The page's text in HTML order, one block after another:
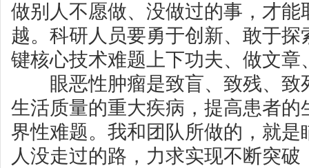
做别人不愿做、没做过的事，才能
越。科研人员要勇于创新、敢于探
键核心技术难题上下功夫、做文章
眼恶性肿瘤是致盲、致残、致
生活质量的重大疾病，提高患者的
界性难题。我和团队所做的，就
人没走过的路，力求实现不断突